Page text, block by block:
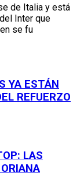
de Italia y está
Inter que
se fu
YA ESTÁN
REFUERZO
LAS